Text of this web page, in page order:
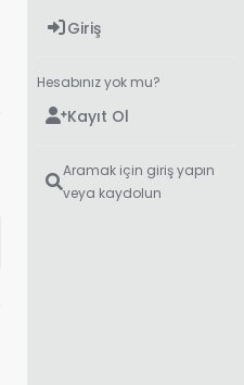
Giriş
Hesabınız yok mu?
Kayıt Ol
Aramak için giriş yapın
veya kaydolun